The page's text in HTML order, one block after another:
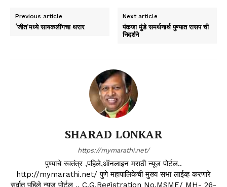
Previous article
‘जीत’मध्ये सायकलींगचा थरार
Next article
पंकजा मुंडे समर्थनार्थ पुण्यात रासप ची
निदर्शने
SHARAD LONKAR
https://mymarathi.net/
पुण्याचे स्वतंत्र ,पहिले,ऑनलाइन मराठी न्यूज पोर्टल..
http://mymarathi.net/ पुणे महापालिकेची मुख्य सभा लाईव्ह करणारे
सर्वात पहिले न्यूज पोर्टल .. C.G.Registration No.MSME/ MH- 26-